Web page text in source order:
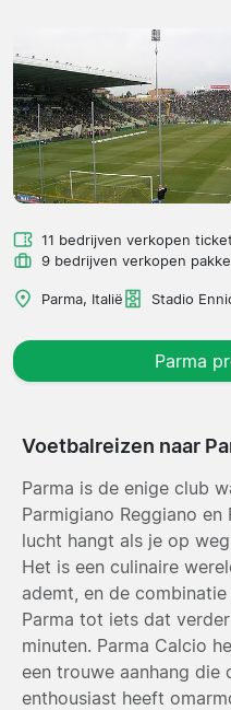
11 bedrijven verkopen
9 bedrijven verkopen
Parma, Italië Stadio
Parma
Voetbalreizen naar
Parma is de enige club
Parmigiano Reggiano
lucht hangt als je op
Het is een culinaire
ademt, en de
Parma tot iets dat
minuten. Parma Calcio
een trouwe aanhang die
enthousiast heeft